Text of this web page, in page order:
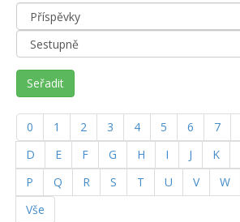
Seřadit
0 1 2 3 4 5 6 7
D
E F G H I J K
P
Q R S T U V W
Vše